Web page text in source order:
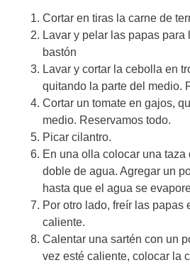
Cortar en tiras la carne de
Lavar y pelar las papas para
bastón
Lavar y cortar la cebolla en
quitando la parte del medio.
Cortar un tomate en gajos,
medio. Reservamos todo.
Picar cilantro.
En una olla colocar una taza
doble de agua. Agregar un
hasta que el agua se
Por otro lado, freír las papas
caliente.
Calentar una sartén con un
vez esté caliente, colocar la